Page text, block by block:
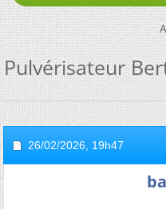
Pulvérisateur
26/02/2026, 19h47